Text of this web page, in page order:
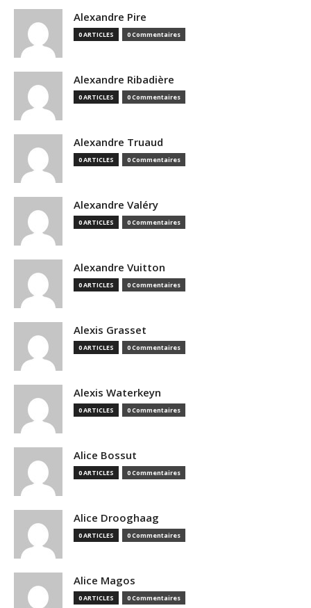
Alexandre Pire
0 ARTICLES 0 Commentaires
Alexandre Ribadière
0 ARTICLES 0 Commentaires
Alexandre Truaud
0 ARTICLES 0 Commentaires
Alexandre Valéry
0 ARTICLES 0 Commentaires
Alexandre Vuitton
0 ARTICLES 0 Commentaires
Alexis Grasset
0 ARTICLES 0 Commentaires
Alexis Waterkeyn
0 ARTICLES 0 Commentaires
Alice Bossut
0 ARTICLES 0 Commentaires
Alice Drooghaag
0 ARTICLES 0 Commentaires
Alice Magos
0 ARTICLES 0 Commentaires